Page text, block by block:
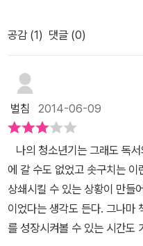
경병 환자가 나올까 봐 전전
뿐이다. 고통과 외로움 속에서
나무 꼭대기를 자르면 뿌리 근
필 나이에 병들고 시들어 버린
간과 예감으로 충만했던 어린
서 새 희망을 찾고, 끊어진 삶
나 뿌리 근처에서 돋아난 싹
해도 가짜 삶에 지나지 않기에
이다.―182쪽 수도원에서 돌아온 지 일 년이 지난 가을, 온 동네가 축
제 분위기가 되는 과즙 짜는 시
속으로 좋아했던 소녀 엠마를
돌아오게 되요. 돌아와서도
한 경험을 하게 되면서 에마라
공으로 취직하지만 고된 노동
에 취하고 맙니다. 이 모든 삶
에 빠져 삶을 마감하고 맙니다
스의 성공하는 이야기인 줄
스의 비극 이야기로 이해가 되
에 아버지가 아들을 제대로 돌
랑했다면..., 그래도 한스는 물
뽀사리~
양한 선택을 할 수 있고 차별
서 짓밟히는 사람 없이 모두 같
이 되지 않을까 싶다.
레바퀴의 의미에 대해 생각해
었던 인생의 수레바퀴. 한스는
모는대로 부지런히 움직여야
는 인생에 수레바퀴 굴레에 메
따라갈 것인가 스스로 수레바
자사고, 과고라는 목표가 전
가 살았던 그 시대도 다르지 않
금 공부하는 게 날마다 먹고
게 뭐 있어? 넌 지금 좋아서 공
꼰대가 무서워서 공부하는 거
달라져? 나는 20등밖에 못 하
않아.' 그 옛날 한스가 살았던
와는 상관없이 공부만 해야했
이 흘렀지만 상황은 변하지 않
이를 주변에서 쉽게 찾을 수 있
에서 소수만 갈 수 있는 주시
하기까지 자신이 좋아했던 것,
로지 공부에만 매진하게 됩니
교에 갈 날을 기다리는 동안
서 여름방학 동안 마음껏 놀고
부에만 매진하게 됩니다. 신학
중 하일너라는 자유분방하면서
마음을 공유하는 친구 사이가
게 되어 퇴학을 당하게 됩니다
까지 걸려 학교를 떠나게 되고
사회에서는 낙오자로 찍히게
그리고 그는 결국 강물에 떠내
공감 (1) 댓글 (0)
벌침 2014-06-09
나의 청소년기는 그래도 독
에 갈 수도 없었고 솟구치는
상쇄시킬 수 있는 상황이 만들
이었다는 생각도 든다. 그나마
를 성장시켜볼 수 있는 시간도